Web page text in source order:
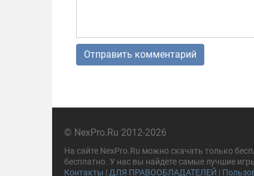
© NexPro.Ru 2012-2026
На сайте NexPro.Ru можно скачать только
бесплатно. У нас вы найдете самые лучшие
Контакты | ДЛЯ ПРАВООБЛАДАТЕЛЕЙ |